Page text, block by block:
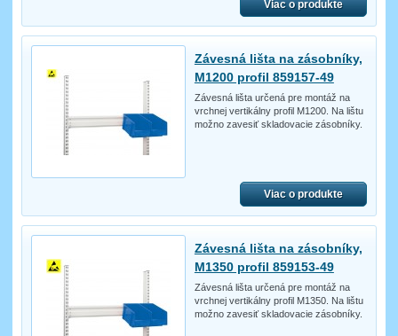
Viac o produkte
Závesná lišta na zásobníky,
M1200 profil 859157-49
Závesná lišta určená pre montáž na
vrchnej vertikálny profil M1200. Na lištu
možno zavesiť skladovacie zásobníky.
Viac o produkte
Závesná lišta na zásobníky,
M1350 profil 859153-49
Závesná lišta určená pre montáž na
vrchnej vertikálny profil M1350. Na lištu
možno zavesiť skladovacie zásobníky.